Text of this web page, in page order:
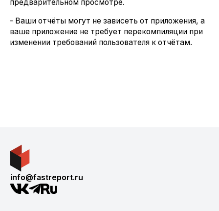
предварительном просмотре.
- Ваши отчёты могут не зависеть от приложения, а
ваше приложение не требует перекомпиляции при
изменении требований пользователя к отчётам.
info@fastreport.ru